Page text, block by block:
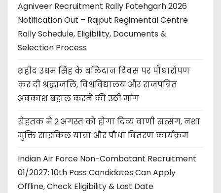
Agniveer Recruitment Rally Fatehgarh 2026
Notification Out – Rajput Regimental Centre
Rally Schedule, Eligibility, Documents &
Selection Process
शहीद उधम सिंह के बलिदान दिवस पर पौधारोपण
कर दी श्रद्धांजलि, विश्वविद्यालय और राजपत्रित
अवकाश बहाल करने की उठी मांग
रोहतक में 2 अगस्त को होगा दिव्य वाणी सत्संग, नशा
मुक्ति साइकिल यात्रा और पौधा वितरण कार्यक्रम
Indian Air Force Non-Combatant Recruitment
01/2027: 10th Pass Candidates Can Apply
Offline, Check Eligibility & Last Date